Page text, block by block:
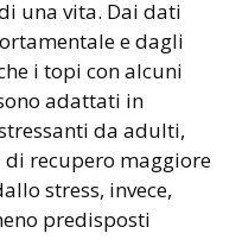
una vita. Dai dati
e dagli
i topi con alcuni
adattati in
da adulti,
recupero maggiore
stress, invece,
predisposti